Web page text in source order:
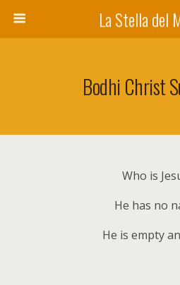
La Stella del
Bodhi Christ
Who is
He has no
He is empty